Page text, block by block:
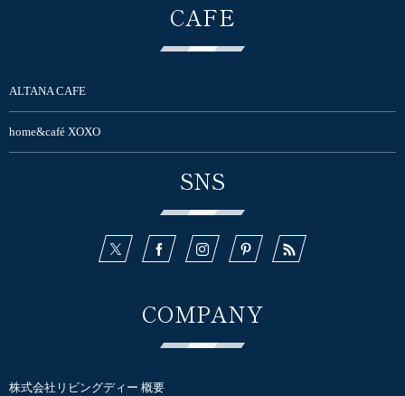
CAFE
ALTANA CAFE
home&café XOXO
SNS
COMPANY
株式会社リビングディー 概要